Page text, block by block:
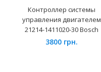
Контроллер системы
управления двигателем
21214-1411020-30 Bosch
3800 грн.